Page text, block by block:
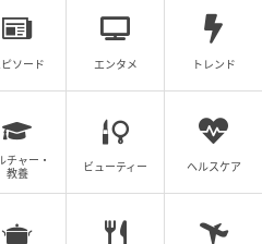
人はめんどくさい／AD相手
年上と年下、どっちが得
#31
日
モグライダー）
ソード エンタメ トレンド
チャー・
教養
ビューティー ヘルスケア